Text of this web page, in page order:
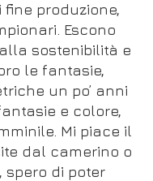
produzione,
Escono
sostenibilità e
le fantasie,
un po’ anni
e colore,
Mi piace il
dal camerino o
spero di poter